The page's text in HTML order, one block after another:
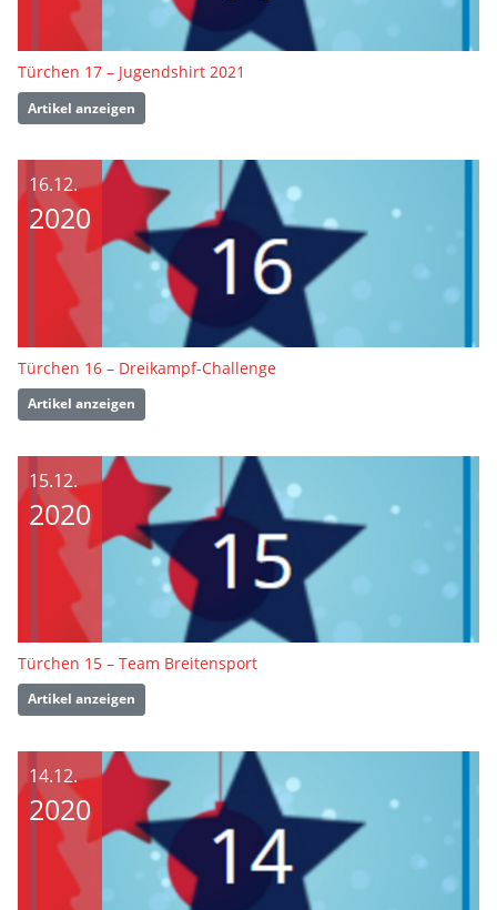
Türchen 17 – Jugendshirt 2021
Artikel anzeigen
16.12.
2020
Türchen 16 – Dreikampf-Challenge
Artikel anzeigen
15.12.
2020
Türchen 15 – Team Breitensport
Artikel anzeigen
14.12.
2020